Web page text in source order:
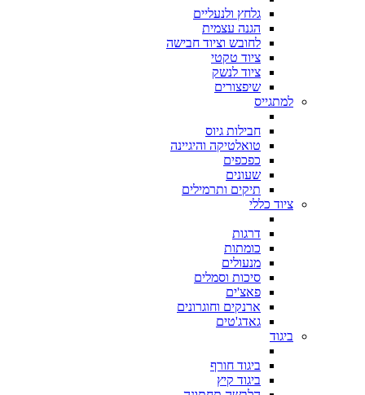
גלחץ ולנעליים
הגנה עצמית
לחובש וציוד חבישה
ציוד טקטי
ציוד לנשק
שיפצורים
למתגייס
חבילות גיוס
טואלטיקה והיגיינה
כפכפים
שעונים
תיקים ותרמילים
ציוד כללי
דרגות
כומתות
מנעולים
סיכות וסמלים
פאצ'ים
ארנקים וחוגרונים
גאדג'טים
ביגוד
ביגוד חורף
ביגוד קיץ